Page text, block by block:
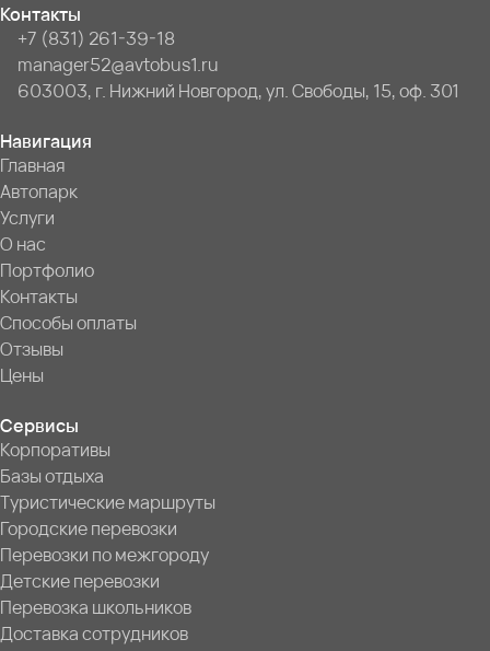
Контакты
+7 (831) 261-39-18
manager52@avtobus1.ru
603003, г. Нижний Новгород, ул. Свободы, 15, оф. 301
Навигация
Главная
Автопарк
Услуги
О нас
Портфолио
Контакты
Способы оплаты
Отзывы
Цены
Сервисы
Корпоративы
Базы отдыха
Туристические маршруты
Городские перевозки
Перевозки по межгороду
Детские перевозки
Перевозка школьников
Доставка сотрудников